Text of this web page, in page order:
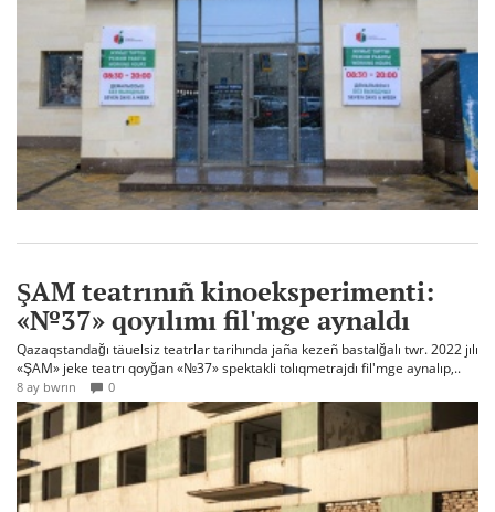
ŞAM teatrınıñ kinoeksperimenti:
«№37» qoyılımı fil'mge aynaldı
Qazaqstandağı täuelsiz teatrlar tarihında jaña kezeñ bastalğalı twr. 2022 jılı
«ŞAM» jeke teatrı qoyğan «№37» spektakli tolıqmetrajdı fil'mge aynalıp,..
8 ay bwrın 0